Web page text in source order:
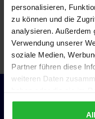
personalisieren,
zu können und die
analysieren. Außerdem
Verwendung unserer
soziale Medien,
Partner führen diese
weiteren Daten
gesammelt haben.